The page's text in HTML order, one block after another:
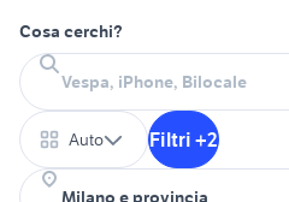
Cosa cerchi?
Auto Filtri +2